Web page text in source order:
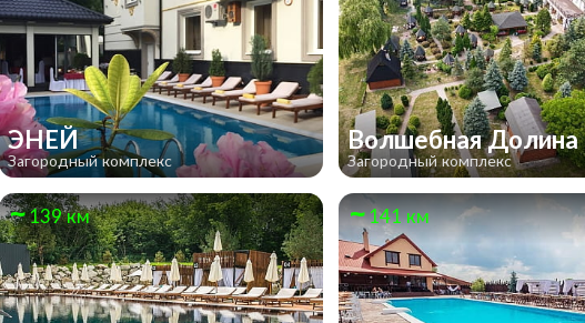
ЭНЕЙ
Загородный комплекс
Волшебная Долина
Загородный комплекс
139 км 141 км